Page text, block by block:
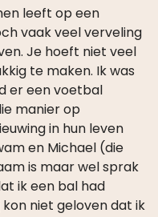
vaak veel verveling
Je hoeft niet veel
te maken. Ik was
er een voetbal
manier op
in hun leven
en Michael (die
is maar wel sprak
ik een bal had
niet geloven dat ik
hun.Deze bal, die